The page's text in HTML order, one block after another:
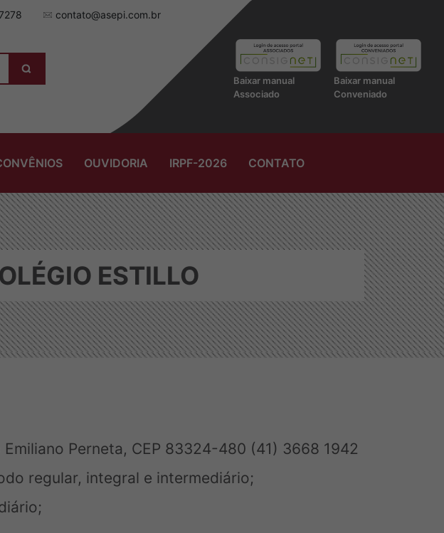
contato@asepi.com.br
Baixar manual
Associado
Baixar manual
Conveniado
OUVIDORIA IRPF-2026 CONTATO
ESTILLO
Emiliano Perneta, CEP 83324-480 (41) 3668 1942
regular, integral e intermediário;